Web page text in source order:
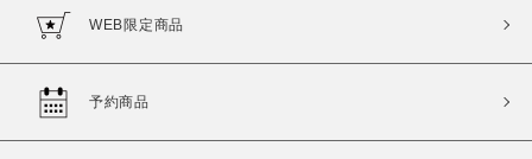
商品タイプ
セール価格
WEB限定商品
予約商品